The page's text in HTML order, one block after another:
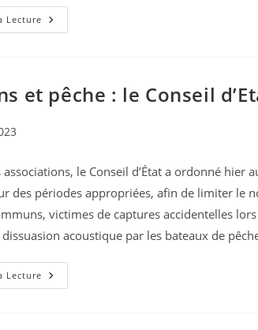
Lecture Dauphins
Bleus
et pêche : le Conseil
le Conseil d’État a ordonné
des périodes appropriées, afin de limiter le
victimes de captures accidentelles
acoustique par les bateaux de
Lecture Dauphins
Et